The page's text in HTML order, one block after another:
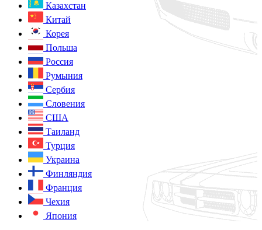
Казахстан
Китай
Корея
Польша
Россия
Румыния
Сербия
Словения
США
Таиланд
Турция
Украина
Финляндия
Франция
Чехия
Япония